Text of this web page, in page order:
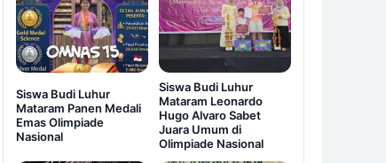
Siswa Budi Luhur
Mataram Panen Medali
Emas Olimpiade
Nasional
Siswa Budi Luhur
Mataram Leonardo
Hugo Alvaro Sabet
Juara Umum di
Olimpiade Nasional